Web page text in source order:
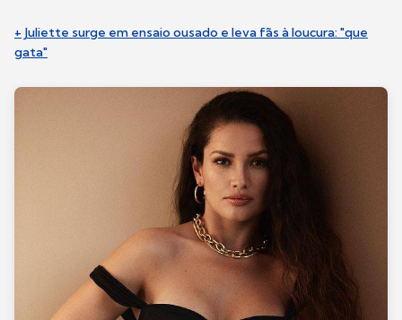
+ Juliette surge em ensaio ousado e leva fãs à loucura: "que
gata"